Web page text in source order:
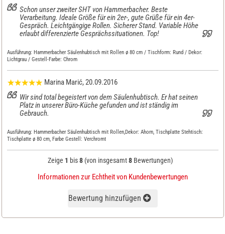
Schon unser zweiter SHT von Hammerbacher. Beste
Verarbeitung. Ideale Größe für ein 2er-, gute Grüße für ein 4er-
Gespräch. Leichtgängige Rollen. Sicherer Stand. Variable Höhe
erlaubt differenzierte Gesprächssituationen. Top!
Ausführung: Hammerbacher Säulenhubtisch mit Rollen ø 80 cm / Tischform: Rund / Dekor:
Lichtgrau / Gestell-Farbe: Chrom
Marina Marić, 20.09.2016
Wir sind total begeistert von dem Säulenhubtisch. Er hat seinen
Platz in unserer Büro-Küche gefunden und ist ständig im
Gebrauch.
Ausführung: Hammerbacher Säulenhubtisch mit Rollen,Dekor: Ahorn, Tischplatte Stehtisch:
Tischplatte ø 80 cm, Farbe Gestell: Verchromt
Zeige 1 bis8(von insgesamt8Bewertungen)
Informationen zur Echtheit von Kundenbewertungen
Bewertung hinzufügen